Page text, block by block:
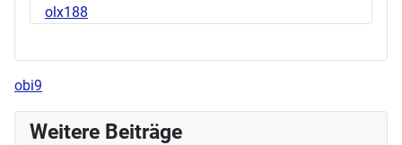
olx188
obi9
Weitere Beiträge